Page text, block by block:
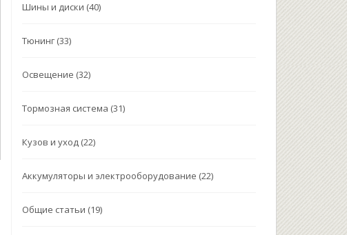
Шины и диски (40)
Тюнинг (33)
Освещение (32)
Тормозная система (31)
Кузов и уход (22)
Аккумуляторы и электрооборудование (22)
Общие статьи (19)